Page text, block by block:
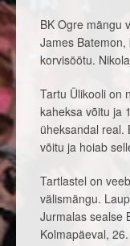
BK Ogre mängu
James
korvisöötu.
Tartu Ülikooli on
kaheksa võitu ja
üheksandal real.
võitu ja hoiab
Tartlastel on
välismängu.
Jurmalas sealse
Kolmapäeval,